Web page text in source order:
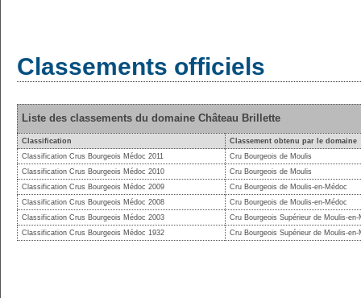
Classements officiels
Liste des classements du domaine Château Brillette
Classification
Classement obtenu par le domaine
Classification Crus Bourgeois Médoc 2011
Cru Bourgeois de Moulis
Classification Crus Bourgeois Médoc 2010
Cru Bourgeois de Moulis
Classification Crus Bourgeois Médoc 2009
Cru Bourgeois de Moulis-en-Médoc
Classification Crus Bourgeois Médoc 2008
Cru Bourgeois de Moulis-en-Médoc
Classification Crus Bourgeois Médoc 2003
Cru Bourgeois Supérieur de Moulis-en-
Classification Crus Bourgeois Médoc 1932
Cru Bourgeois Supérieur de Moulis-en-